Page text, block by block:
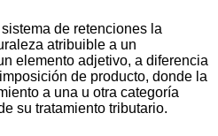
de retenciones la
atribuible a un
elemento adjetivo, a diferencia
de producto, donde la
a una u otra categoría
su tratamiento tributario.